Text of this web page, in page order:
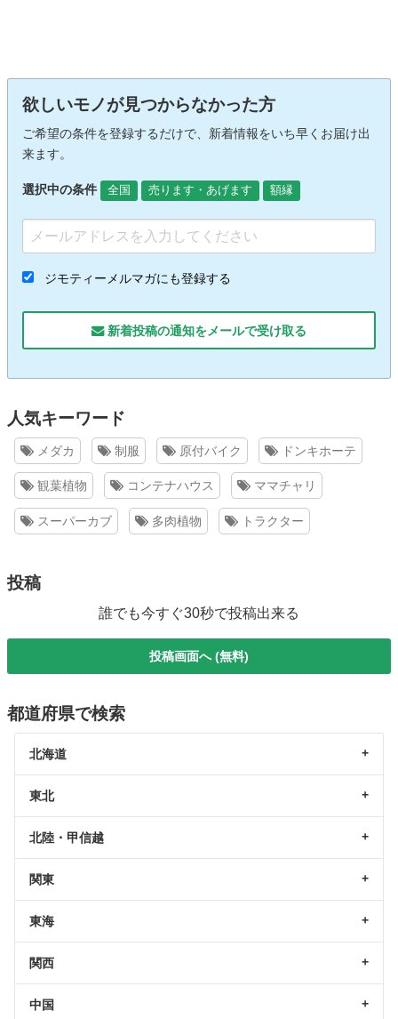
欲しいモノが見つからなかった方
ご希望の条件を登録するだけで、新着情報をいち早くお届け出
来ます。
選択中の条件 全国 売ります・あげます 額縁
ジモティーメルマガにも登録する
新着投稿の通知をメールで受け取る
人気キーワード
メダカ 制服 原付バイク ドンキホーテ
観葉植物 コンテナハウス ママチャリ
スーパーカブ 多肉植物 トラクター
投稿
誰でも今すぐ30秒で投稿出来る
投稿画面へ (無料)
都道府県で検索
北海道
東北
北陸・甲信越
関東
東海
関西
中国